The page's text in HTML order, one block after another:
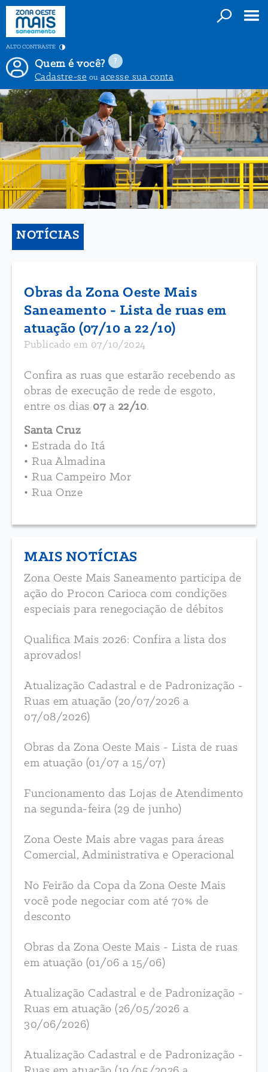
ALTO CONTRASTE
Quem é você?
Cadastre-se ouacesse sua conta
NOTÍCIAS
Obras da Zona Oeste Mais
Saneamento - Lista de ruas em
atuação (07/10 a 22/10)
Publicado em 07/10/2024
Confira as ruas que estarão recebendo as
obras de execução de rede de esgoto,
entre os dias 07 a 22/10.
Santa Cruz
• Estrada do Itá
• Rua Almadina
• Rua Campeiro Mor
• Rua Onze
MAIS NOTÍCIAS
Zona Oeste Mais Saneamento participa de
ação do Procon Carioca com condições
especiais para renegociação de débitos
Qualifica Mais 2026: Confira a lista dos
aprovados!
Atualização Cadastral e de Padronização -
Ruas em atuação (20/07/2026 a
07/08/2026)
Obras da Zona Oeste Mais - Lista de ruas
em atuação (01/07 a 15/07)
Funcionamento das Lojas de Atendimento
na segunda-feira (29 de junho)
Zona Oeste Mais abre vagas para áreas
Comercial, Administrativa e Operacional
No Feirão da Copa da Zona Oeste Mais
você pode negociar com até 70% de
desconto
Obras da Zona Oeste Mais - Lista de ruas
em atuação (01/06 a 15/06)
Atualização Cadastral e de Padronização -
Ruas em atuação (26/05/2026 a
30/06/2026)
Atualização Cadastral e de Padronização -